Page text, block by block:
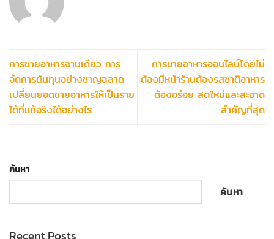
การขายอาหารจานเดียว การ
จัดการต้นทุนอย่างชาญฉลาด
เปลี่ยนยอดขายอาหารให้เป็นราย
ได้ที่แท้จริงได้อย่างไร
การขายอาหารออนไลน์โดยไม่
ต้องมีหน้าร้านต้องรสชาติอาหาร
ต้องอร่อย สดใหม่และสะอาด
สำคัญที่สุด
ค้นหา
ค้นหา